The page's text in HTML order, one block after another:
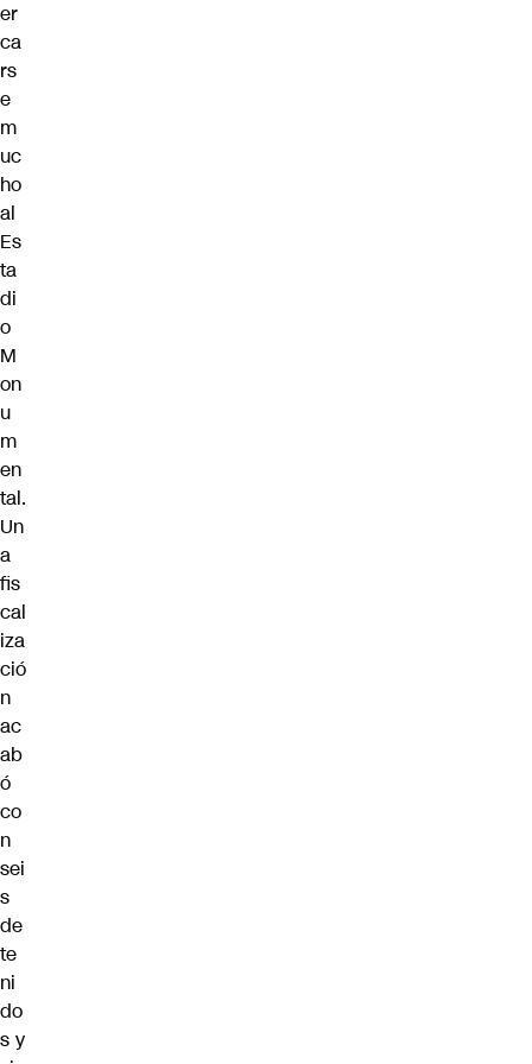
er
ca
rs
e
m
uc
ho
al
Es
ta
di
o
M
on
u
m
en
tal.
Un
a
fis
cal
iza
ció
n
ac
ab
ó
co
n
sei
s
de
te
ni
do
s y